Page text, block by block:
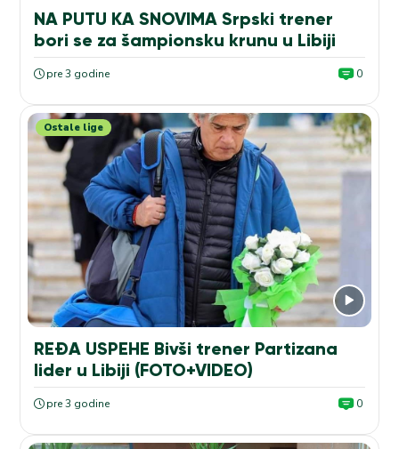
NA PUTU KA SNOVIMA Srpski trener
bori se za šampionsku krunu u Libiji
pre 3 godine 0
Ostale lige
REĐA USPEHE Bivši trener Partizana
lider u Libiji (FOTO+VIDEO)
pre 3 godine 0